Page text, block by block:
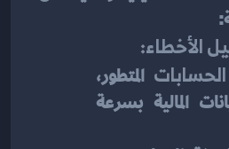
الأخطاء:
يمكن تسجيل البيانات المالية بسرعة